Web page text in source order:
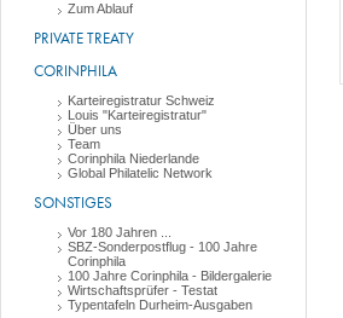
Zum Ablauf
PRIVATE TREATY
CORINPHILA
Karteiregistratur Schweiz
Louis "Karteiregistratur"
Über uns
Team
Corinphila Niederlande
Global Philatelic Network
SONSTIGES
Vor 180 Jahren ...
SBZ-Sonderpostflug - 100 Jahre
Corinphila
100 Jahre Corinphila - Bildergalerie
Wirtschaftsprüfer - Testat
Typentafeln Durheim-Ausgaben